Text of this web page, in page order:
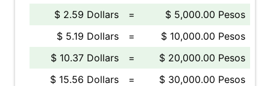
$ 2.59 Dollars
=
$ 5,000.00 Pesos
$ 5.19 Dollars
=
$ 10,000.00 Pesos
$ 10.37 Dollars
=
$ 20,000.00 Pesos
$ 15.56 Dollars
=
$ 30,000.00 Pesos